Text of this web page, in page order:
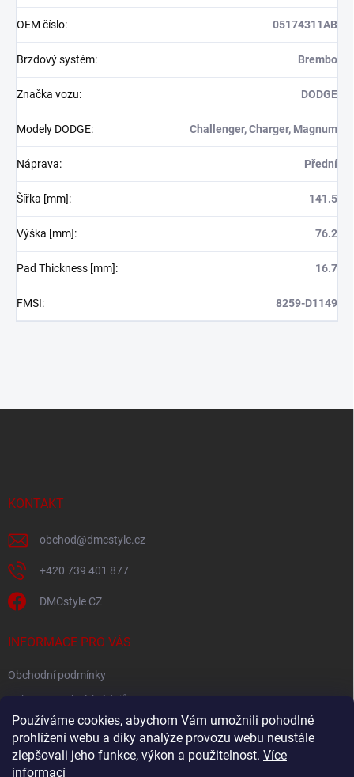
Používáme cookies, abychom Vám umožnili pohodlné
prohlížení webu a díky analýze provozu webu neustále
zlepšovali jeho funkce, výkon a použitelnost. Více
informací
OEM číslo: 05174311AB
Brzdový systém: Brembo
Značka vozu: DODGE
Modely DODGE: Challenger, Charger, Magnum
Náprava: Přední
Šířka [mm]: 141.5
Výška [mm]: 76.2
Pad Thickness [mm]: 16.7
FMSI: 8259-D1149
KONTAKT
obchod@dmcstyle.cz
+420 739 401 877
DMCstyle CZ
INFORMACE PRO VÁS
Obchodní podmínky
Ochrana osobních údajů
FACEBOOK